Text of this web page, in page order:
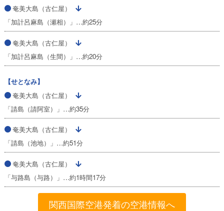
奄美大島（古仁屋）
「加計呂麻島（瀬相）」…約25分
奄美大島（古仁屋）
「加計呂麻島（生間）」…約20分
【せとなみ】
奄美大島（古仁屋）
「請島（請阿室）」…約35分
奄美大島（古仁屋）
「請島（池地）」…約51分
奄美大島（古仁屋）
「与路島（与路）」…約1時間17分
関西国際空港発着の空港情報へ